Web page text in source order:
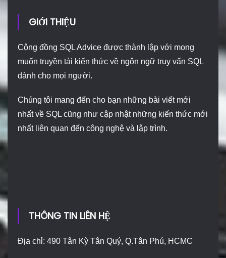
GIỚI THIỆU
Cộng đồng SQL Advice được thành lập với mong
muốn truyền tải kiến thức về ngôn ngữ truy vấn SQL
dành cho mọi người.
Chúng tôi mang đến cho bạn những bài viết mới
nhất về SQL cũng như cập nhật những kiến thức mới
nhất liên quan đến công nghệ và lập trình.
THÔNG TIN LIÊN HỆ
Địa chỉ: 490 Tân Kỳ Tân Quý, Q.Tân Phú, HCMC